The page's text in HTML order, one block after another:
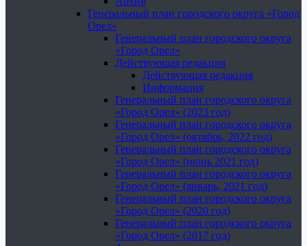
Генеральный план городского округа «Город
Орел»
Генеральный план городского округа
«Город Орел»
Действующая редакция
Действующая редакция
Информация
Генеральный план городского округа
«Город Орел» (2023 год)
Генеральный план городского округа
«Город Орел» (октябрь, 2022 год)
Генеральный план городского округа
«Город Орел» (июнь 2021 год)
Генеральный план городского округа
«Город Орел» (январь, 2021 год)
Генеральный план городского округа
«Город Орел» (2020 год)
Генеральный план городского округа
«Город Орел» (2017 год)